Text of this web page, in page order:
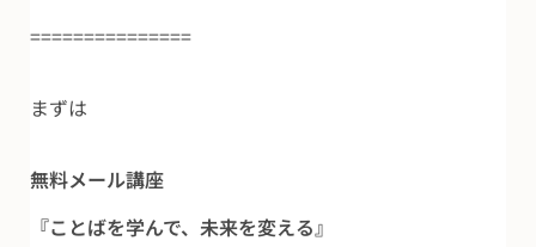
===============
まずは
無料メール講座
『ことばを学んで、未来を変える』